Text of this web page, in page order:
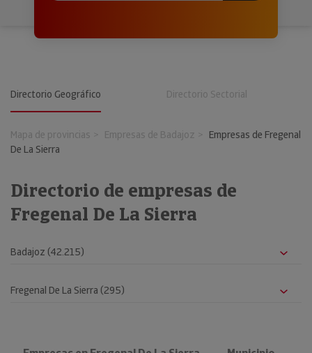
Directorio Geográfico Directorio Sectorial
Mapa de provincias Empresas de Badajoz
Empresas de Fregenal
De La Sierra
Directorio de empresas de
Fregenal De La Sierra